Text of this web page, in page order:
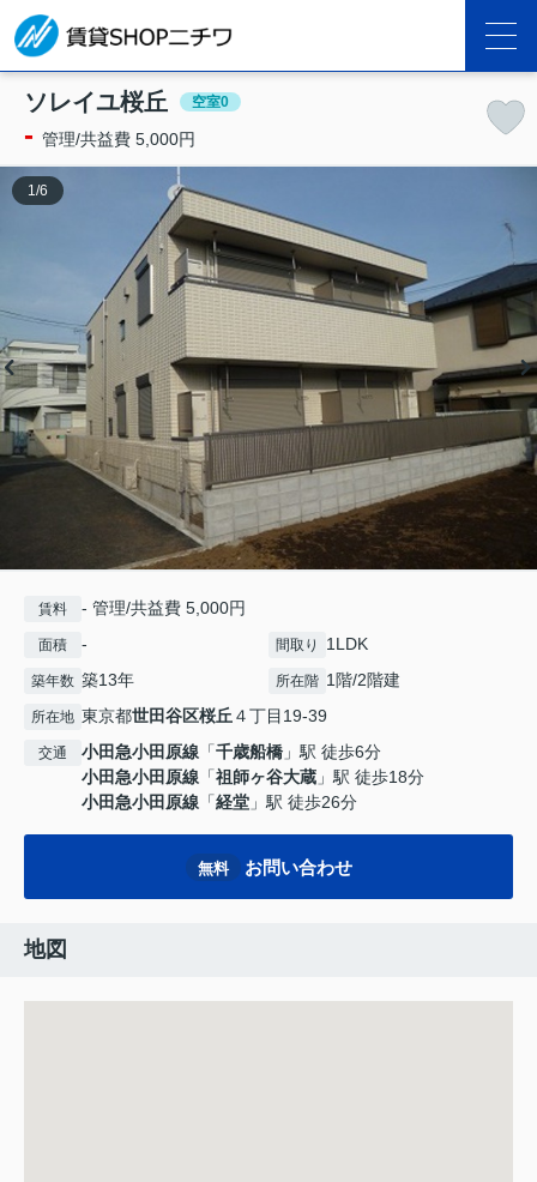
ソレイユ桜丘 空室0
- 管理/共益費 5,000円
1 /6
賃料 - 管理/共益費 5,000円
面積 - 間取り 1LDK
築年数 築13年 所在階 1階/2階建
所在地 東京都世田谷区桜丘 ４丁目19-39
交通 小田急小田原線 「千歳船橋 」駅 徒歩6分
小田急小田原線 「祖師ヶ谷大蔵 」駅 徒歩18分
小田急小田原線 「経堂 」駅 徒歩26分
無料 お問い合わせ
地図